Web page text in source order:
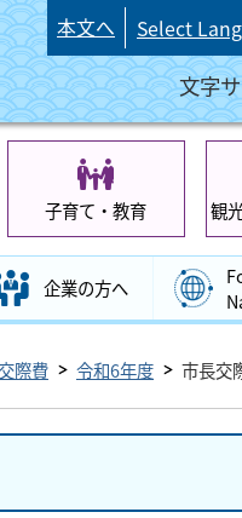
本文へ Select
文字
子育て・教育 観
企業の方へ
際費 令和6年度 市長交